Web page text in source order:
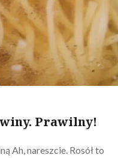
Prawilny!
Ah, nareszcie. Rosół to